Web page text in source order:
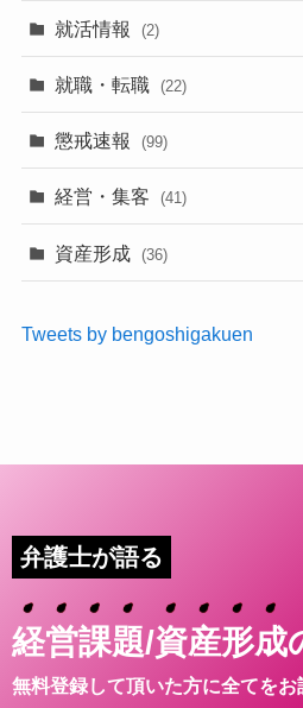
就活情報 (2)
就職・転職 (22)
懲戒速報 (99)
経営・集客 (41)
資産形成 (36)
Tweets by bengoshigakuen
弁護士が語る
経営課題/資産形成
無料登録して頂いた方に全てを